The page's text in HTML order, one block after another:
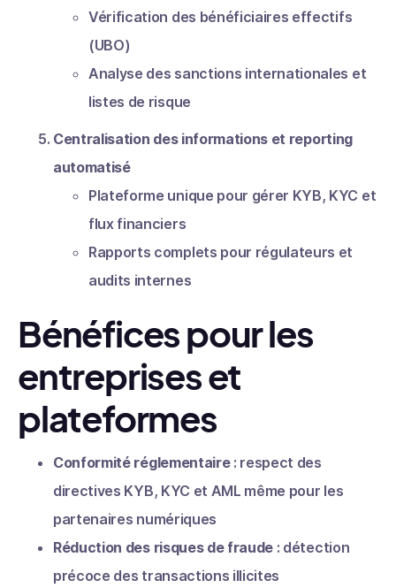
Vérification des bénéficiaires effectifs
(UBO)
Analyse des sanctions internationales et
listes de risque
Centralisation des informations et reporting
automatisé
Plateforme unique pour gérer KYB, KYC et
flux financiers
Rapports complets pour régulateurs et
audits internes
Bénéfices pour les
entreprises et
plateformes
Conformité réglementaire: respect des
directives KYB, KYC et AML même pour les
partenaires numériques
Réduction des risques de fraude : détection
précoce des transactions illicites